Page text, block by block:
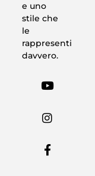
e uno
stile che
le
rappresenti
davvero.